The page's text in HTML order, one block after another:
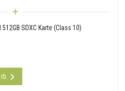
SDXC Karte (Class 10)